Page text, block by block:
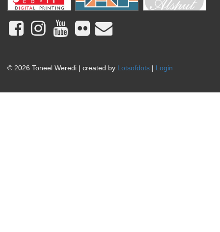
© 2026 Toneel Weredi | created by Lotsofdots | Login